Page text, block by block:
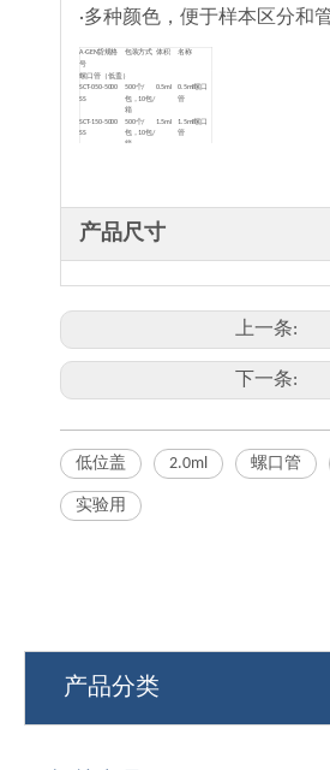
·多种颜色，便于样本区分和管
A-GEN货
号
规格 包装方式 体积 名称
螺口管（低盖）
SCT-050-
SS
5000
500个/
包，10包/
箱
0.5ml
0.5ml螺口
管
SCT-150-
SS
5000
500个/
包，10包/
箱
1.5ml
1.5ml螺口
管
SCT-150- 5000 500个/
包，10包/
1.5ml
产品尺寸
上一条:
下一条:
低位盖 2.0ml 螺口管
实验用
产品分类